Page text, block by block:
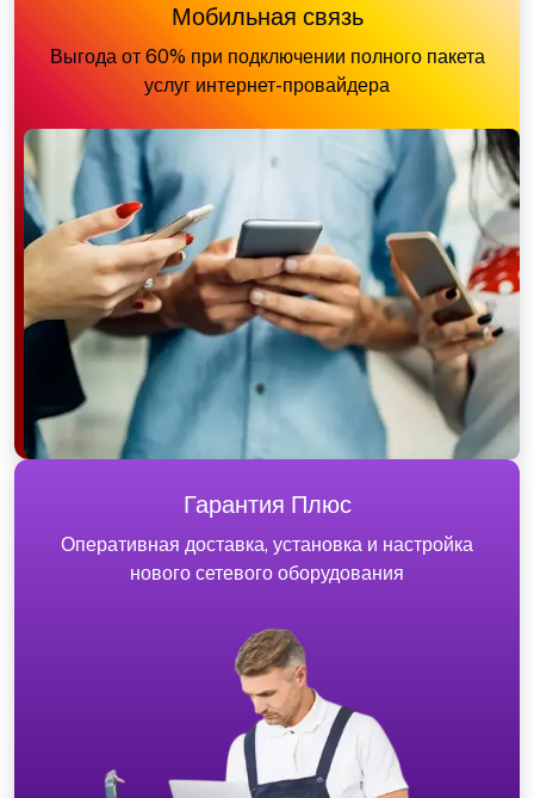
Мобильная связь
Выгода от 60% при подключении полного пакета
услуг интернет-провайдера
Гарантия Плюс
Оперативная доставка, установка и настройка
нового сетевого оборудования